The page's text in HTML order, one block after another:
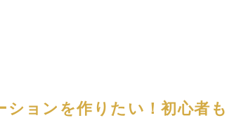
ションを作りたい！初心者